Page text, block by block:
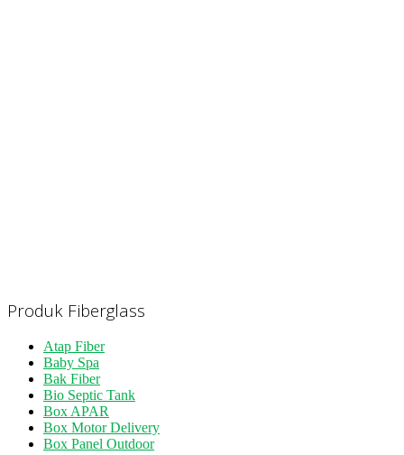
Produk Fiberglass
Atap Fiber
Baby Spa
Bak Fiber
Bio Septic Tank
Box APAR
Box Motor Delivery
Box Panel Outdoor